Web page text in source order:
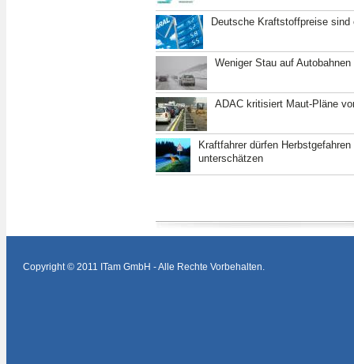
Deutsche Kraftstoffpreise
Weniger Stau auf
ADAC kritisiert Maut-Pläne
Kraftfahrer dürfen
unterschätzen
Copyright © 2011 ITam GmbH - Alle Rechte Vorbehalten.